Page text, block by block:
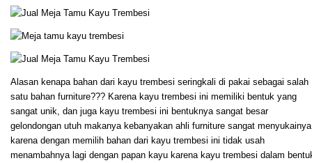
Alasan kenapa bahan dari kayu trembesi seringkali di pakai sebagai salah
satu bahan furniture??? Karena kayu trembesi ini memiliki bentuk yang
sangat unik, dan juga kayu trembesi ini bentuknya sangat besar
gelondongan utuh makanya kebanyakan ahli furniture sangat menyukainya
karena dengan memilih bahan dari kayu trembesi ini tidak usah
menambahnya lagi dengan papan kayu karena kayu trembesi dalam